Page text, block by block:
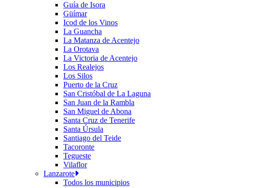
Guía de Isora
Güímar
Icod de los Vinos
La Guancha
La Matanza de Acentejo
La Orotava
La Victoria de Acentejo
Los Realejos
Los Silos
Puerto de la Cruz
San Cristóbal de La Laguna
San Juan de la Rambla
San Miguel de Abona
Santa Cruz de Tenerife
Santa Úrsula
Santiago del Teide
Tacoronte
Tegueste
Vilaflor
Lanzarote
Todos los municipios